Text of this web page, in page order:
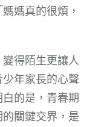
媽真的很煩，
得陌生更讓人
年家長的心聲
的是，青春期
關鍵交界，是